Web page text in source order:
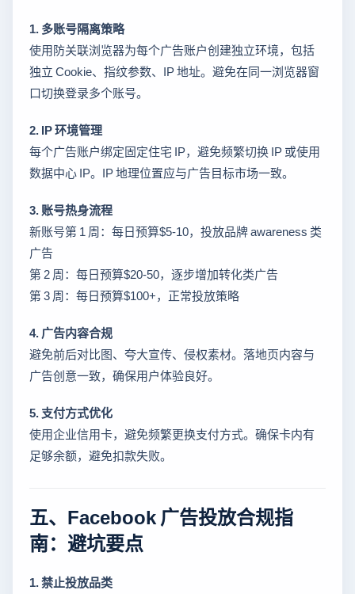
1. 多账号隔离策略
使用防关联浏览器为每个广告账户创建独立环境，包括
独立 Cookie、指纹参数、IP 地址。避免在同一浏览器窗
口切换登录多个账号。
2. IP 环境管理
每个广告账户绑定固定住宅 IP，避免频繁切换 IP 或使用
数据中心 IP。IP 地理位置应与广告目标市场一致。
3. 账号热身流程
新账号第 1 周：每日预算$5-10，投放品牌 awareness 类
广告
第 2 周：每日预算$20-50，逐步增加转化类广告
第 3 周：每日预算$100+，正常投放策略
4. 广告内容合规
避免前后对比图、夸大宣传、侵权素材。落地页内容与
广告创意一致，确保用户体验良好。
5. 支付方式优化
使用企业信用卡，避免频繁更换支付方式。确保卡内有
足够余额，避免扣款失败。
五、Facebook 广告投放合规指
南：避坑要点
1. 禁止投放品类